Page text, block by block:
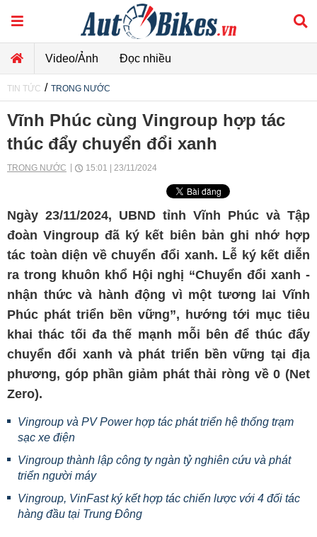
Video/Ảnh Đọc nhiều
TIN TỨC / TRONG NƯỚC
Vĩnh Phúc cùng Vingroup hợp tác
thúc đẩy chuyển đổi xanh
TRONG NƯỚC 15:01 | 23/11/2024
Ngày 23/11/2024, UBND tỉnh Vĩnh Phúc và Tập
đoàn Vingroup đã ký kết biên bản ghi nhớ hợp
tác toàn diện về chuyển đổi xanh. Lễ ký kết diễn
ra trong khuôn khổ Hội nghị “Chuyển đổi xanh -
nhận thức và hành động vì một tương lai Vĩnh
Phúc phát triển bền vững”, hướng tới mục tiêu
khai thác tối đa thế mạnh mỗi bên để thúc đẩy
chuyển đổi xanh và phát triển bền vững tại địa
phương, góp phần giảm phát thải ròng về 0 (Net
Zero).
Vingroup và PV Power hợp tác phát triển hệ thống trạm
sạc xe điện
Vingroup thành lập công ty ngàn tỷ nghiên cứu và phát
triển người máy
Vingroup, VinFast ký kết hợp tác chiến lược với 4 đối tác
hàng đầu tại Trung Đông